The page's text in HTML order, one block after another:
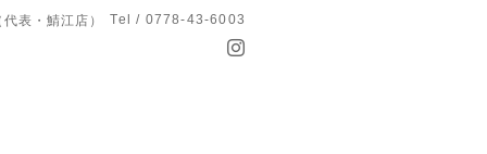
表・鯖江店） Tel / 0778-43-6003